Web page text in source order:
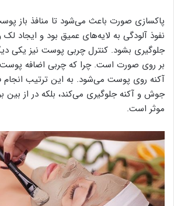
پاکسازی صورت باعث می‌شود تا منافذ باز
نفوذ آلودگی به لایه‌های عمیق بود و ایجاد
جلوگیری بشود. کنترل چربی پوست نیز یکی
بر روی صورت است. چرا که چربی اضافه
آکنه روی پوست می‌شود. به این ترتیب انجام
جوش و آکنه جلوگیری می‌کند، بلکه در از
موثر است.